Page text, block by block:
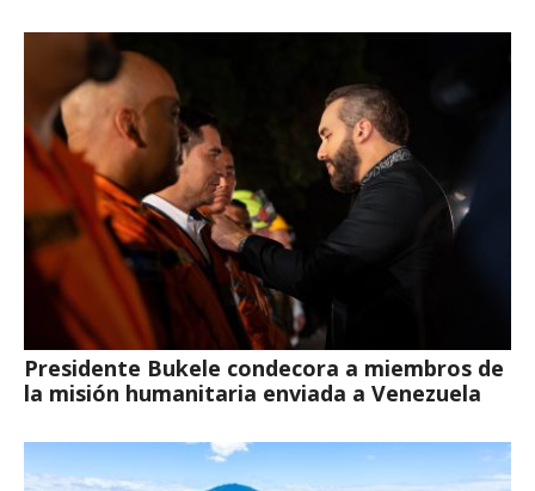
Presidente Bukele condecora a miembros de
la misión humanitaria enviada a Venezuela